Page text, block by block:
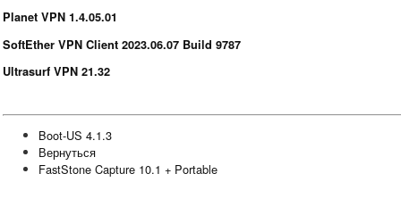
Planet VPN 1.4.05.01
SoftEther VPN Client 2023.06.07 Build 9787
Ultrasurf VPN 21.32
Boot-US 4.1.3
Вернуться
FastStone Capture 10.1 + Portable